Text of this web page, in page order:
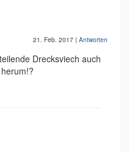
21. Feb. 2017 | Antworten
Drecksviech auch